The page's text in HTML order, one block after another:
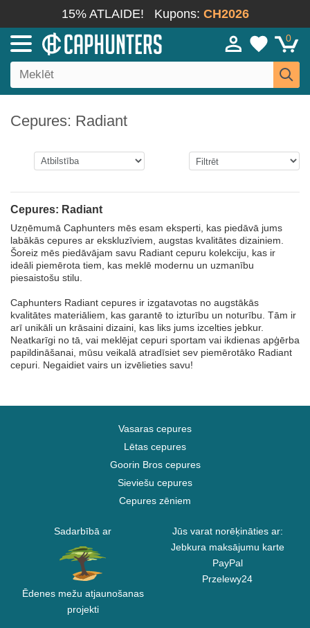
15% ATLAIDE! Kupons: CH2026
0
Cepures: Radiant
Cepures: Radiant
Uzņēmumā Caphunters mēs esam eksperti, kas piedāvā jums
labākās cepures ar ekskluzīviem, augstas kvalitātes dizainiem.
Šoreiz mēs piedāvājam savu Radiant cepuru kolekciju, kas ir
ideāli piemērota tiem, kas meklē modernu un uzmanību
piesaistošu stilu.
Caphunters Radiant cepures ir izgatavotas no augstākās
kvalitātes materiāliem, kas garantē to izturību un noturību. Tām ir
arī unikāli un krāsaini dizaini, kas liks jums izcelties jebkur.
Neatkarīgi no tā, vai meklējat cepuri sportam vai ikdienas apģērba
papildināšanai, mūsu veikalā atradīsiet sev piemērotāko Radiant
cepuri. Negaidiet vairs un izvēlieties savu!
Vasaras cepures
Lētas cepures
Goorin Bros cepures
Sieviešu cepures
Cepures zēniem
Sadarbībā ar
Ēdenes mežu atjaunošanas
projekti
Jūs varat norēķināties ar:
Jebkura maksājumu karte
PayPal
Przelewy24